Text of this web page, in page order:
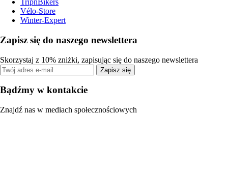
TripnBikers
Vélo-Store
Winter-Expert
Zapisz się do naszego newslettera
Skorzystaj z 10% zniżki, zapisując się do naszego newslettera
Zapisz się
Bądźmy w kontakcie
Znajdź nas w mediach społecznościowych